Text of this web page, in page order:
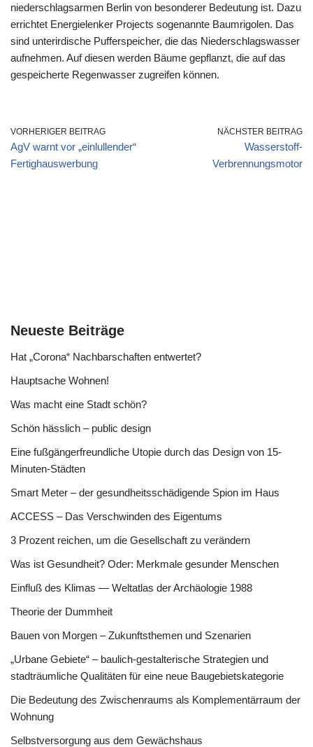
niederschlagsarmen Berlin von besonderer Bedeutung ist. Dazu
errichtet Energielenker Projects sogenannte Baumrigolen. Das
sind unterirdische Pufferspeicher, die das Niederschlagswasser
aufnehmen. Auf diesen werden Bäume gepflanzt, die auf das
gespeicherte Regenwasser zugreifen können.
VORHERIGER BEITRAG
AgV warnt vor „einlullender“
Fertighauswerbung
NÄCHSTER BEITRAG
Wasserstoff-
Verbrennungsmotor
Neueste Beiträge
Hat „Corona“ Nachbarschaften entwertet?
Hauptsache Wohnen!
Was macht eine Stadt schön?
Schön hässlich – public design
Eine fußgängerfreundliche Utopie durch das Design von 15-
Minuten-Städten
Smart Meter – der gesundheitsschädigende Spion im Haus
ACCESS – Das Verschwinden des Eigentums
3 Prozent reichen, um die Gesellschaft zu verändern
Was ist Gesundheit? Oder: Merkmale gesunder Menschen
Einfluß des Klimas — Weltatlas der Archäologie 1988
Theorie der Dummheit
Bauen von Morgen – Zukunftsthemen und Szenarien
„Urbane Gebiete“ – baulich-gestalterische Strategien und
stadträumliche Qualitäten für eine neue Baugebietskategorie
Die Bedeutung des Zwischenraums als Komplementärraum der
Wohnung
Selbstversorgung aus dem Gewächshaus